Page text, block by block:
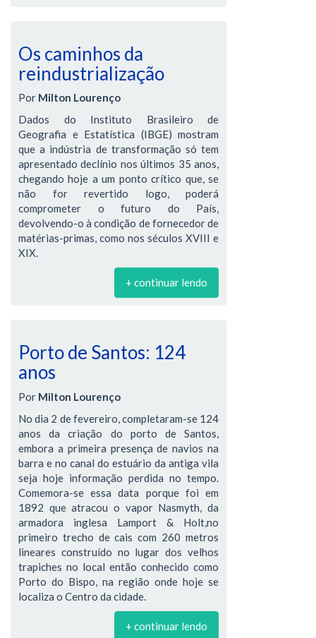
Os caminhos da
reindustrialização
Por Milton Lourenço
Dados do Instituto Brasileiro de
Geografia e Estatística (IBGE) mostram
que a indústria de transformação só tem
apresentado declínio nos últimos 35 anos,
chegando hoje a um ponto crítico que, se
não for revertido logo, poderá
comprometer o futuro do País,
devolvendo-o à condição de fornecedor de
matérias-primas, como nos séculos XVIII e
XIX.
+ continuar lendo
Porto de Santos: 124
anos
Por Milton Lourenço
No dia 2 de fevereiro, completaram-se 124
anos da criação do porto de Santos,
embora a primeira presença de navios na
barra e no canal do estuário da antiga vila
seja hoje informação perdida no tempo.
Comemora-se essa data porque foi em
1892 que atracou o vapor Nasmyth, da
armadora inglesa Lamport & Holt,no
primeiro trecho de cais com 260 metros
lineares construído no lugar dos velhos
trapiches no local então conhecido como
Porto do Bispo, na região onde hoje se
localiza o Centro da cidade.
+ continuar lendo